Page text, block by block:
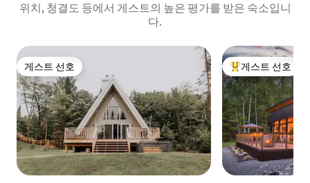
위치, 청결도 등에서 게스트의 높은 평가를 받은 숙소입니
다.
게스트 선호
게스트 선호 상위 게스트 선호
게스트 선호